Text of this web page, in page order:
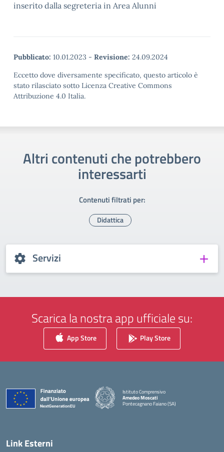
inserito dalla segreteria in Area Alunni
Pubblicato: 10.01.2023 - Revisione: 24.09.2024
Eccetto dove diversamente specificato, questo articolo è
stato rilasciato sotto Licenza Creative Commons
Attribuzione 4.0 Italia.
Altri contenuti che potrebbero
interessarti
Contenuti filtrati per:
Didattica
Servizi
Scarica la nostra app ufficiale su:
App Store Play Store
Istituto Comprensivo
Amedeo Moscati
Pontecagnano Faiano (SA)
— Visita la pagina iniziale della scuola
Link Esterni